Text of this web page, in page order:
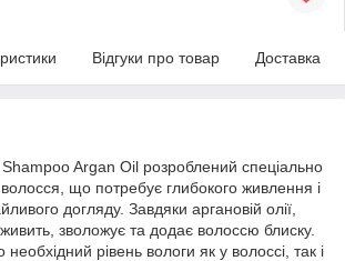
Відгуки про товар Доставка
Argan Oil розроблений спеціально
що потребує глибокого живлення і
догляду. Завдяки аргановій олії,
зволожує та додає волоссю блиску.
рівень вологи як у волоссі, так і